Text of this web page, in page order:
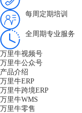
每周定期培训
全周期专业服务
万里牛视频号
万里牛公众号
产品介绍
万里牛ERP
万里牛跨境ERP
万里牛WMS
万里牛零售